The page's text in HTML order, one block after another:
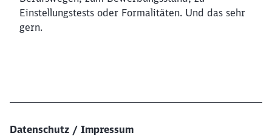
Einstellungstests oder Formalitäten. Und das sehr
gern.
Datenschutz / Impressum